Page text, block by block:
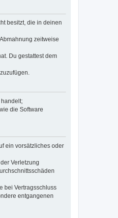
besitzt, die in deinen
zeitweise
Du gestattest dem
handelt;
die Software
ein vorsätzliches oder
Verletzung
bei Vertragsschluss
entgangenen